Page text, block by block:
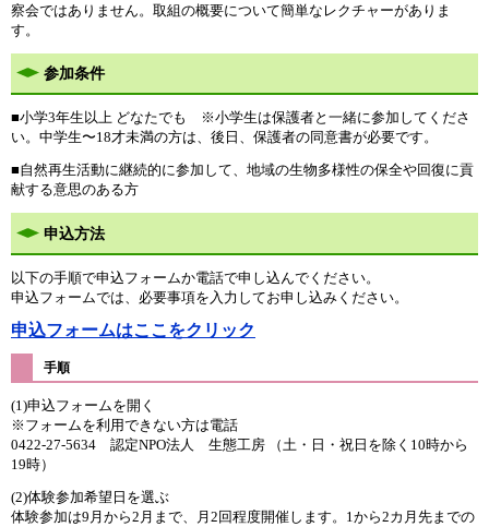
察会ではありません。取組の概要について簡単なレクチャーがありま
す。
参加条件
■小学3年生以上 どなたでも ※小学生は保護者と一緒に参加してくださ
い。中学生〜18才未満の方は、後日、保護者の同意書が必要です。
■自然再生活動に継続的に参加して、地域の生物多様性の保全や回復に貢
献する意思のある方
申込方法
以下の手順で申込フォームか電話で申し込んでください。
申込フォームでは、必要事項を入力してお申し込みください。
申込フォームはここをクリック
手順
(1)申込フォームを開く
※フォームを利用できない方は電話
0422-27-5634 認定NPO法人 生態工房 （土・日・祝日を除く10時から
19時）
(2)体験参加希望日を選ぶ
体験参加は9月から2月まで、月2回程度開催します。1から2カ月先までの